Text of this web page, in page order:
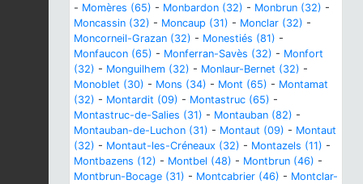
- Momères (65) - Monbardon (32) - Monbrun (32) -
Moncassin (32) - Moncaup (31) - Monclar (32) -
Moncorneil-Grazan (32) - Monestiés (81) -
Monfaucon (65) - Monferran-Savès (32) - Monfort
(32) - Monguilhem (32) - Monlaur-Bernet (32) -
Monoblet (30) - Mons (34) - Mont (65) - Montamat
(32) - Montardit (09) - Montastruc (65) -
Montastruc-de-Salies (31) - Montauban (82) -
Montauban-de-Luchon (31) - Montaut (09) - Montaut
(32) - Montaut-les-Créneaux (32) - Montazels (11) -
Montbazens (12) - Montbel (48) - Montbrun (46) -
Montbrun-Bocage (31) - Montcabrier (46) - Montclar-